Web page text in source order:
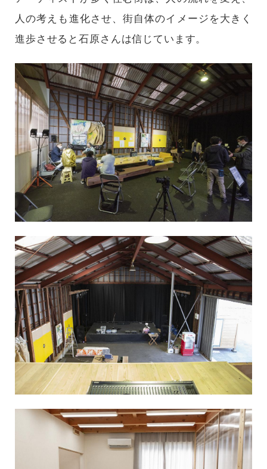
人の考えも進化させ、街自体のイメージを大きく
進歩させると石原さんは信じています。